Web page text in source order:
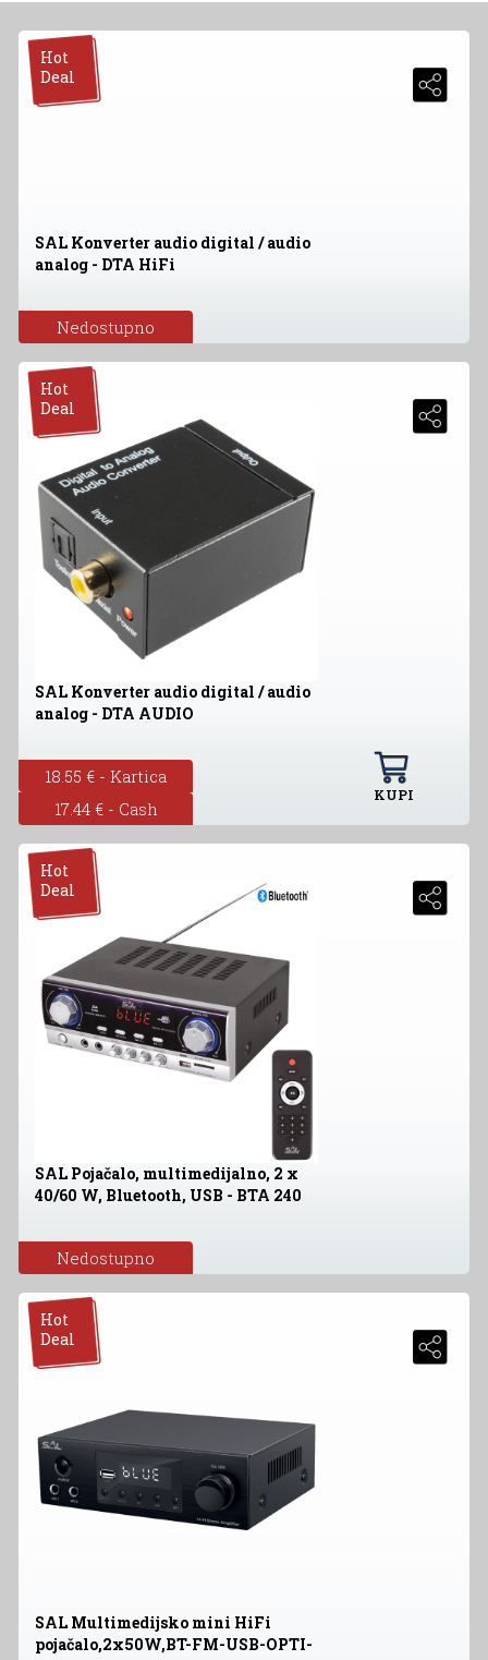
Hot
Deal
SAL Konverter audio digital / audio
analog - DTA HiFi
Nedostupno
Hot
Deal
SAL Konverter audio digital / audio
analog - DTA AUDIO
18.55 € - Kartica
17.44 € - Cash
KUPI
Hot
Deal
SAL Pojačalo, multimedijalno, 2 x
40/60 W, Bluetooth, USB - BTA 240
Nedostupno
Hot
Deal
SAL Multimedijsko mini HiFi
pojačalo,2x50W,BT-FM-USB-OPTI-